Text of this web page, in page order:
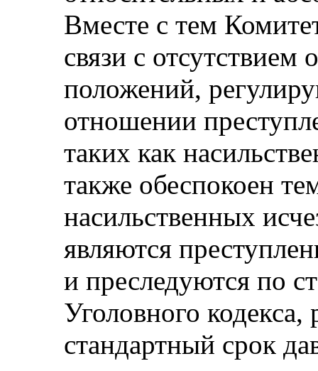
Вместе с тем
связи с
положений,
отношении
таких как
также обеспокоен
насильственных
являются
и преследуются по
Уголовного кодекса,
стандартный срок